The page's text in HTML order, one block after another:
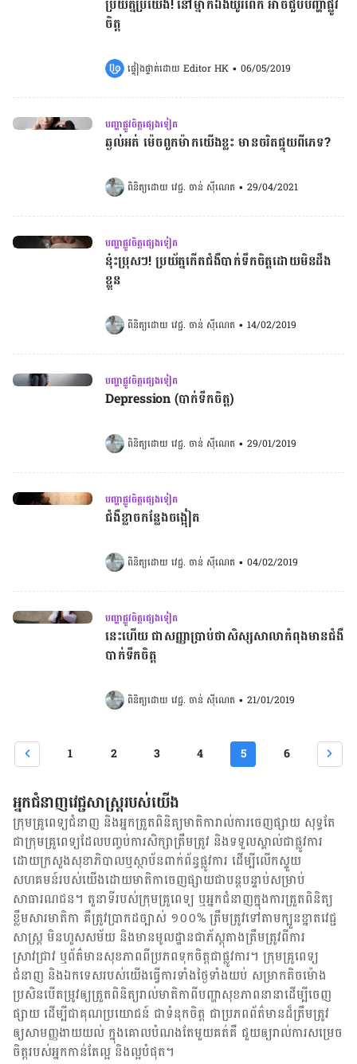
ចិត្ត​
ផ្ទៀងផ្ទាត់ដោយ Editor HK • 06/05/2019
បញ្ហាផ្លូវចិត្តផ្សេងទៀត
ឆ្ងល់អត់ ម៉េចពួកម៉ាកយើង​ខ្លះ មានចរិតផ្ទុយពីភេទ?
ពិនិត្យដោយ វេជ្ជ. ចាន់ ស៊ីណេត • 29/04/2021
បញ្ហាផ្លូវចិត្តផ្សេងទៀត
នុ៎ះប្រុសៗ! ប្រយ័ត្នកើត​ជំងឺបាក់​ទឹក​ចិត្តដោយមិនដឹង
ខ្លួន
ពិនិត្យដោយ វេជ្ជ. ចាន់ ស៊ីណេត • 14/02/2019
បញ្ហាផ្លូវចិត្តផ្សេងទៀត
Depression (​បាក់​ទឹក​ចិត្ត)
ពិនិត្យដោយ វេជ្ជ. ចាន់ ស៊ីណេត • 29/01/2019
បញ្ហាផ្លូវចិត្តផ្សេងទៀត
ជំងឺខ្លាច​កន្លែង​​ចង្អៀត
ពិនិត្យដោយ វេជ្ជ. ចាន់ ស៊ីណេត • 04/02/2019
បញ្ហាផ្លូវចិត្តផ្សេងទៀត
នេះហើយ ជាសញ្ញាប្រាប់ថាសិស្សសាលាកំពុងមានជំងឺ
បាក់ទឹកចិត្ត
ពិនិត្យដោយ វេជ្ជ. ចាន់ ស៊ីណេត • 21/01/2019
1 2 3 4 5 6
អ្នកជំនាញវេជ្ជសាស្ត្ររបស់យើង
ក្រុមគ្រូពេទ្យជំនាញ និង​អ្នក​ត្រួតពិនិត្យ​មាតិការាល់ការចេញផ្សាយ សុទ្ធតែ
ជា​ក្រុម​គ្រូពេទ្យ​ដែល​បញ្ចប់ការសិក្សាត្រឹមត្រូវ និង​ទទួល​ស្គាល់​ជាផ្លូវការ​
ដោយ​ក្រសួងសុខាភិបាលឬស្ថាប័ន​ពាក់ព័ន្ធ​ផ្លូវការ ដើម្បីលើកស្ទួយ​
សហគមន៍​របស់យើង​ដោយ​មាតិកា​ចេញផ្សាយជាបន្តបន្ទាប់សម្រាប់
សាធារណជន។ តួនាទីរបស់​ក្រុមគ្រូពេទ្យ ឬ​អ្នក​ជំនាញ​ក្នុងការ​ត្រួតពិនិត្យ​
ខ្លឹមសារ​មាតិកា គឺ​ត្រូវ​ប្រាកដ​ច្បាស់ ១០០% ត្រឹមត្រូវ​ទៅតាម​ក្បួនខ្នាតវេជ្ជ
សាស្ត្រ មិនហួសសម័យ និង​មានមូលដ្ឋាន​ជា​ភ័ស្តុតាង​ត្រឹមត្រូវ​ពី​ការ​
ស្រាវជ្រាវ ឬ​ព័ត៌មាន​សុខភាព​ពី​ប្រភព​ទុកចិត្ត​ជាផ្លូវការ។ ក្រុមគ្រូពេទ្យ
ជំនាញ និង​ឯកទេស​របស់យើង​ធ្វើការ​ទាំង​ថ្ងៃទាំងយប់ សម្រាក​តិចម៉ោង
ប្រសិន​បើ​តម្រូវ​ឲ្យ​ត្រួតពិនិត្យ​រាល់​មាតិកា​ពី​បញ្ហា​សុខភាព​នានា​ដើម្បី​ចេញ​
ផ្សាយ ដើម្បី​ជា​គុណប្រយោជន៍ ជា​ទំនុកចិត្ត ជា​ប្រភព​ព័ត៌មាន​ដ៏​ត្រឹមត្រូវ
ឲ្យសាមញ្ញ​ងាយយល់ ក្នុងគោលបំណង​តែមួយ​គត់​គឺ ជួយ​ឲ្យ​រាល់ការសម្រេច
ចិត្ត​របស់​អ្នក​កាន់តែ​ល្អ និង​ល្អ​បំផុត។